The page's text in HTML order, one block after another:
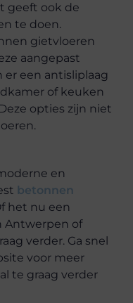
geeft ook de
te doen.
gietvloeren
aangepast
er een antisliplaag
of keuken
opties zijn niet
en
betonnen
het nu een
Antwerpen of
verder. Ga snel
voor meer
te graag verder